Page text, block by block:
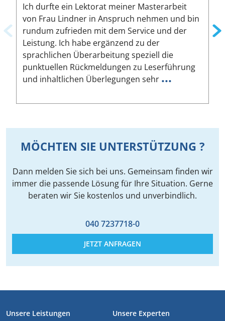
Ich durfte ein Lektorat meiner Masterarbeit
von Frau Lindner in Anspruch nehmen und bin
rundum zufrieden mit dem Service und der
Leistung. Ich habe ergänzend zu der
sprachlichen Überarbeitung speziell die
punktuellen Rückmeldungen zu Leserführung
und inhaltlichen Überlegungen sehr ...
MÖCHTEN SIE UNTERSTÜTZUNG ?
Dann melden Sie sich bei uns. Gemeinsam finden wir
immer die passende Lösung für Ihre Situation. Gerne
beraten wir Sie kostenlos und unverbindlich.
040 7237718-0
JETZT ANFRAGEN
FUSSZEILE
Unsere Leistungen Unsere Experten